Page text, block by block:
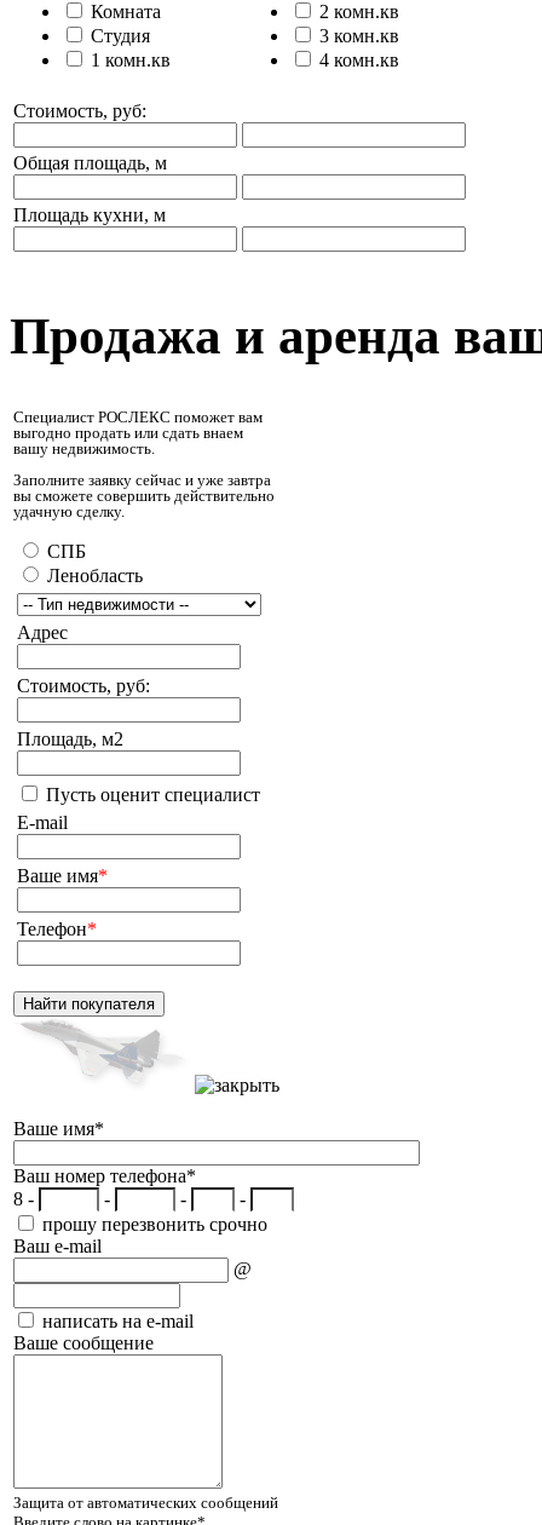
Комната
Студия
1 комн.кв
2 комн.кв
3 комн.кв
4 комн.кв
Стоимость, руб:
Общая площадь, м
Площадь кухни, м
Продажа и аренда
Специалист РОСЛЕКС поможет вам
выгодно продать или сдать внаем
вашу недвижимость.
Заполните заявку сейчас и уже завтра
вы сможете совершить действительно
удачную сделку.
СПБ
Ленобласть
Адрес
Стоимость, руб:
Площадь, м2
Пусть оценит специалист
E-mail
Ваше имя*
Телефон*
Ваше имя*
Ваш номер телефона*
8 -
- -
-
прошу перезвонить срочно
Ваш e-mail
@
написать на e-mail
Ваше сообщение
Защита от автоматических сообщений